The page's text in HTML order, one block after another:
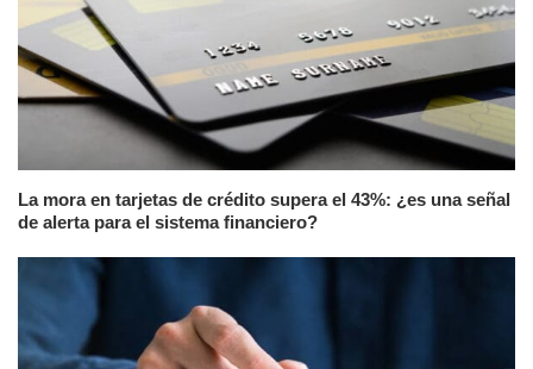
La mora en tarjetas de crédito supera el 43%: ¿es una señal
de alerta para el sistema financiero?